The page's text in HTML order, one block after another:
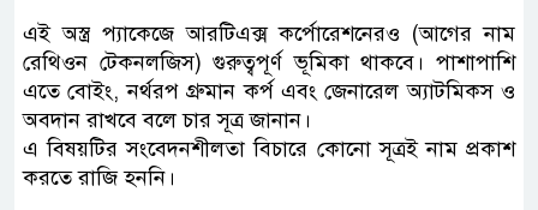
এই অস্ত্র প্যাকেজে আরটিএক্স কর্পোরেশনেরও (আগের নাম
রেথিওন টেকনলজিস) গুরুত্বপূর্ণ ভূমিকা থাকবে। পাশাপাশি
এতে বোইং, নর্থরপ গ্রুমান কর্প এবং জেনারেল অ্যাটমিকস ও
অবদান রাখবে বলে চার সূত্র জানান।
এ বিষয়টির সংবেদনশীলতা বিচারে কোনো সূত্রই নাম প্রকাশ
করতে রাজি হননি।